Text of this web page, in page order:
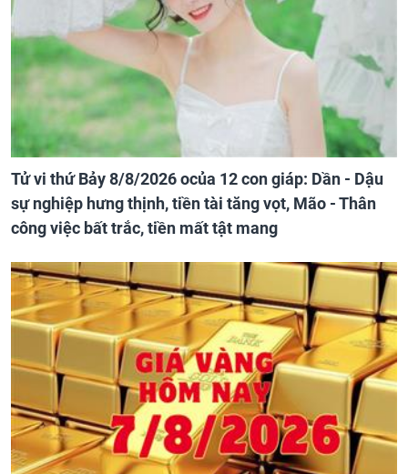
Tử vi thứ Bảy 8/8/2026 ocủa 12 con giáp: Dần - Dậu
sự nghiệp hưng thịnh, tiền tài tăng vọt, Mão - Thân
công việc bất trắc, tiền mất tật mang